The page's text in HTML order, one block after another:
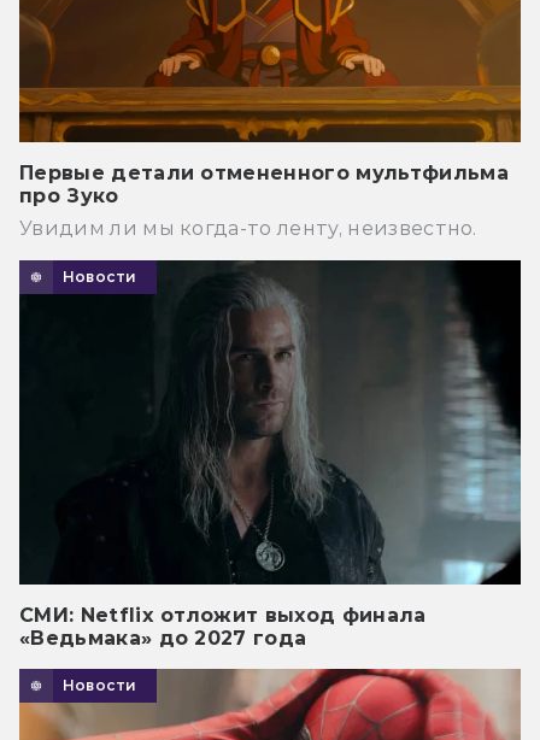
Первые детали отмененного мультфильма
про Зуко
Увидим ли мы когда-то ленту, неизвестно.
Новости
СМИ: Netflix отложит выход финала
«Ведьмака» до 2027 года
Новости